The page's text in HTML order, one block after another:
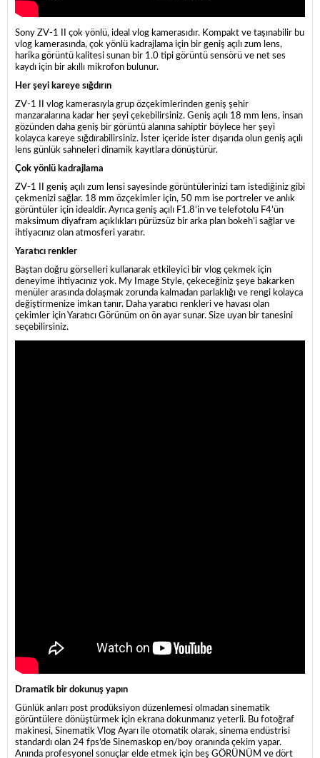
Sony ZV-1 II çok yönlü, ideal vlog kamerasıdır. Kompakt ve taşınabilir bu
vlog kamerasında, çok yönlü kadrajlama için bir geniş açılı zum lens,
harika görüntü kalitesi sunan bir 1.0 tipi görüntü sensörü ve net ses
kaydı için bir akıllı mikrofon bulunur.
Her şeyi kareye sığdırın
ZV-1 II vlog kamerasıyla grup özçekimlerinden geniş şehir
manzaralarına kadar her şeyi çekebilirsiniz. Geniş açılı 18 mm lens, insan
gözünden daha geniş bir görüntü alanına sahiptir böylece her şeyi
kolayca kareye sığdırabilirsiniz. İster içeride ister dışarıda olun geniş açılı
lens günlük sahneleri dinamik kayıtlara dönüştürür.
Çok yönlü kadrajlama
ZV-1 II geniş açılı zum lensi sayesinde görüntülerinizi tam istediğiniz gibi
çekmenizi sağlar. 18 mm özçekimler için, 50 mm ise portreler ve anlık
görüntüler için idealdir. Ayrıca geniş açılı F1.8’in ve telefotolu F4’ün
maksimum diyafram açıklıkları pürüzsüz bir arka plan bokeh’i sağlar ve
ihtiyacınız olan atmosferi yaratır.
Yaratıcı renkler
Baştan doğru görselleri kullanarak etkileyici bir vlog çekmek için
deneyime ihtiyacınız yok. My Image Style, çekeceğiniz şeye bakarken
menüler arasında dolaşmak zorunda kalmadan parlaklığı ve rengi kolayca
değiştirmenize imkan tanır. Daha yaratıcı renkleri ve havası olan
çekimler için Yaratıcı Görünüm on ön ayar sunar. Size uyan bir tanesini
seçebilirsiniz.
Dramatik bir dokunuş yapın
Günlük anları post prodüksiyon düzenlemesi olmadan sinematik
görüntülere dönüştürmek için ekrana dokunmanız yeterli. Bu fotoğraf
makinesi, Sinematik Vlog Ayarı ile otomatik olarak, sinema endüstrisi
standardı olan 24 fps’de Sinemaskop en/boy oranında çekim yapar.
Anında profesyonel sonuçlar elde etmek için beş GÖRÜNÜM ve dört